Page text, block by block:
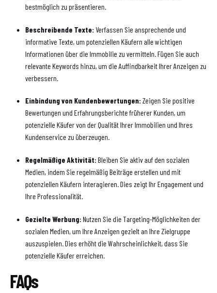
bestmöglich zu präsentieren.
Beschreibende Texte: Verfassen Sie ansprechende und
informative Texte, um potenziellen Käufern alle wichtigen
Informationen über die Immobilie zu vermitteln. Fügen Sie auch
relevante Keywords hinzu, um die Auffindbarkeit Ihrer Anzeigen zu
verbessern.
Einbindung von Kundenbewertungen:Zeigen Sie positive
Bewertungen und Erfahrungsberichte früherer Kunden, um
potenzielle Käufer von der Qualität Ihrer Immobilien und Ihres
Kundenservice zu überzeugen.
Regelmäßige Aktivität:Bleiben Sie aktiv auf den sozialen
Medien, indem Sie regelmäßig Beiträge erstellen und mit
potenziellen Käufern interagieren. Dies zeigt Ihr Engagement und
Ihre Professionalität.
Gezielte Werbung:Nutzen Sie die Targeting-Möglichkeiten der
sozialen Medien, um Ihre Anzeigen gezielt an Ihre Zielgruppe
auszuspielen. Dies erhöht die Wahrscheinlichkeit, dass Sie
potenzielle Käufer erreichen.
FAQs